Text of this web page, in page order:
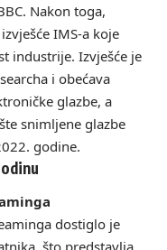
Nakon toga,
IMS-a koje
industrije. Izvješće je
i obećava
glazbe, a
snimljene glazbe
godine.
dostiglo je